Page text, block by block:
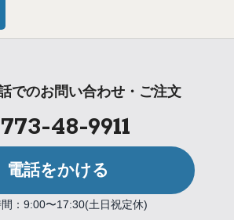
でのお問い合わせ・ご注文
48-9911
電話をかける
：9:00〜17:30(土日祝定休)